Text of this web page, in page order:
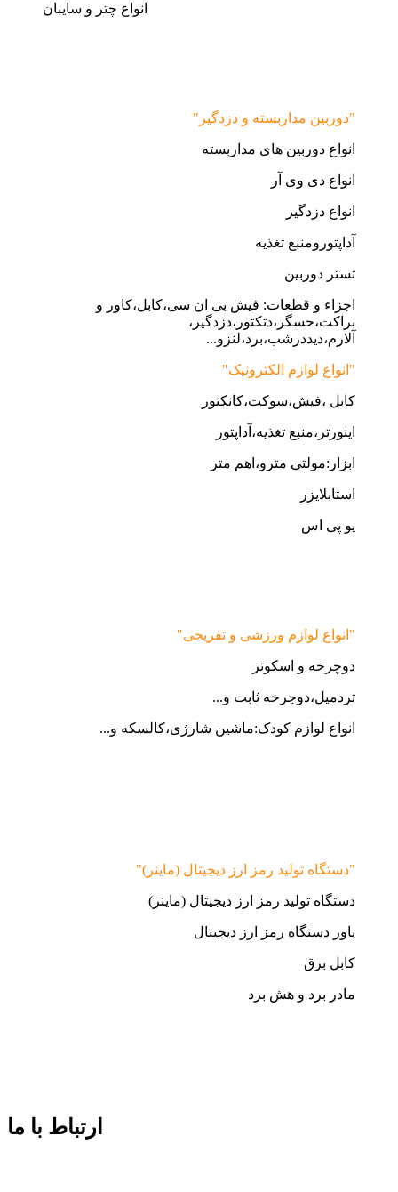
انواع چتر و سایبان
"دوربین مداربسته و دزدگیر"
انواع دوربین های مداربسته
انواع دی وی آر
انواع دزدگیر
آداپتورومنبع تغذیه
تستر دوربین
اجزاء و قطعات: فیش بی ان سی،کابل،کاور و
براکت،حسگر،دتکتور،دزدگیر،
آلارم،دیددرشب،برد،لنزو...
"انواع لوازم الکترونیک"
کابل ،فیش،سوکت،کانکتور
اینورتر،منبع تغذیه،آداپتور
ابزار:مولتی مترو،اهم متر
استابلایزر
یو پی اس
"انواع لوازم ورزشی و تفریحی"
دوچرخه و اسکوتر
تردمیل،دوچرخه ثابت و...
انواع لوازم کودک:ماشین شارژی،کالسکه و...
"دستگاه تولید رمز ارز دیجیتال (ماینر)"
دستگاه تولید رمز ارز دیجیتال (ماینر)
پاور دستگاه رمز ارز دیجیتال
کابل برق
مادر برد و هش برد
ارتباط با ما